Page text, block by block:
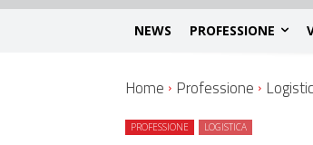
NEWS PROFESSIONE
Home Professione
PROFESSIONE LOGISTICA